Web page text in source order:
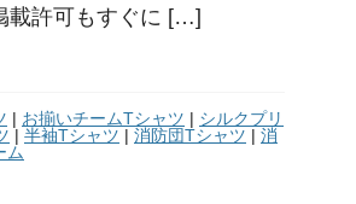
載許可もすぐに […]
| お揃いチームTシャツ | シルクプリ
| 半袖Tシャツ | 消防団Tシャツ | 消
ム